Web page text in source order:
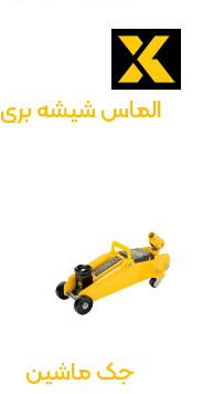
الماس شیشه بری
جک ماشین